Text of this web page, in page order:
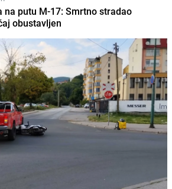
na putu M-17: Smrtno stradao
obustavljen